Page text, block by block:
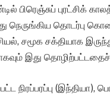
பிரெஞ்சுப்
தொடர்பு
சமூக சக்தியாக
இது தொழிற்பட்டதைச்
நிரப்பரப்பு